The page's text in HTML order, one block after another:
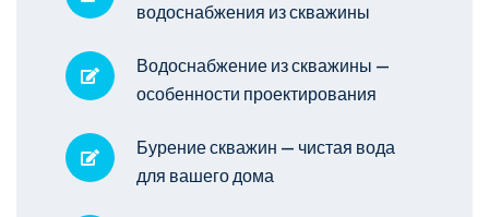
водоснабжения из скважины
Водоснабжение из скважины —
особенности проектирования
Бурение скважин — чистая вода
для вашего дома